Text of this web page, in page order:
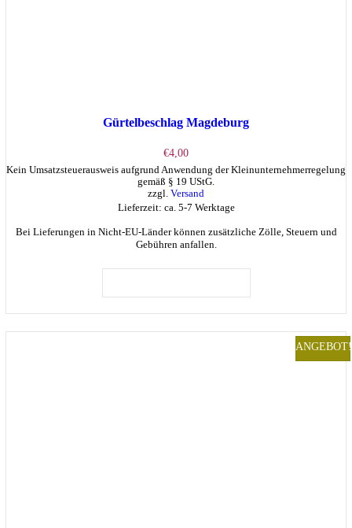
Gürtelbeschlag Magdeburg
€4,00
Kein Umsatzsteuerausweis aufgrund Anwendung der Kleinunternehmerregelung
gemäß § 19 UStG.
zzgl. Versand
Lieferzeit: ca. 5-7 Werktage
Bei Lieferungen in Nicht-EU-Länder können zusätzliche Zölle, Steuern und
Gebühren anfallen.
ANGEBOT!